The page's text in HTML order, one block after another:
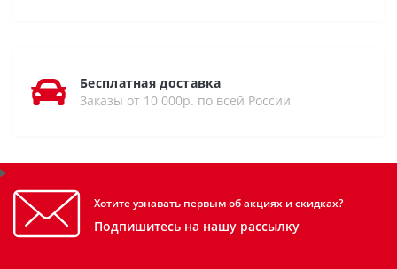
Бесплатная доставка
Заказы от 10 000р. по всей России
Хотите узнавать первым об акциях и скидках?
Подпишитесь на нашу рассылку